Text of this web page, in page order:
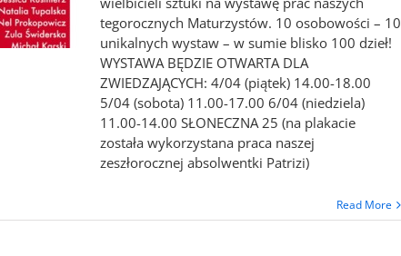
tegorocznych Maturzystów. 10 osobowości – 10
unikalnych wystaw – w sumie blisko 100 dzieł!
WYSTAWA BĘDZIE OTWARTA DLA
ZWIEDZAJĄCYCH: 4/04 (piątek) 14.00-18.00
5/04 (sobota) 11.00-17.00 6/04 (niedziela)
11.00-14.00 SŁONECZNA 25 (na plakacie
została wykorzystana praca naszej
zeszłorocznej absolwentki Patrizi)
Read More